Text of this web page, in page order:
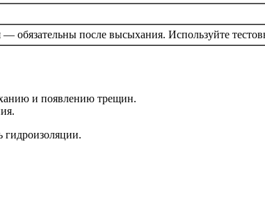
обязательны после высыхания. Используйте
и появлению трещин.
гидроизоляции.